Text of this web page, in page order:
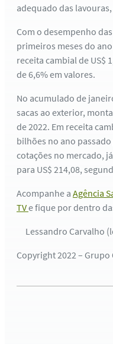
adequado das
Com o desempenho
primeiros meses do
receita cambial de US$
de 6,6% em valores.
No acumulado de
sacas ao exterior,
de 2022. Em receita
bilhões no ano
cotações no mercado,
para US$ 214,08,
Acompanhe a Agência
TVe fique por dentro
Lessandro Carvalho
Copyright 2022 – Grupo